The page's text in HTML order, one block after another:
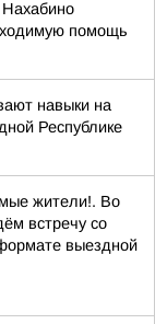
помощь
навыки на
Республике
жители!. Во
встречу со
выездной